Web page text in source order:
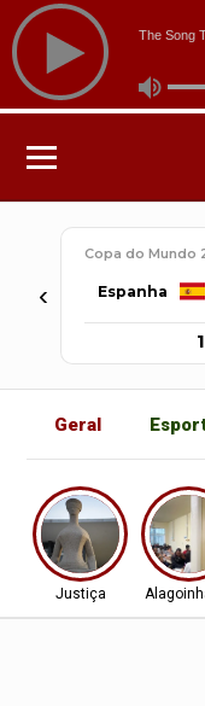
‹
Copa do Mundo
Espanha
1
Geral
Justiça